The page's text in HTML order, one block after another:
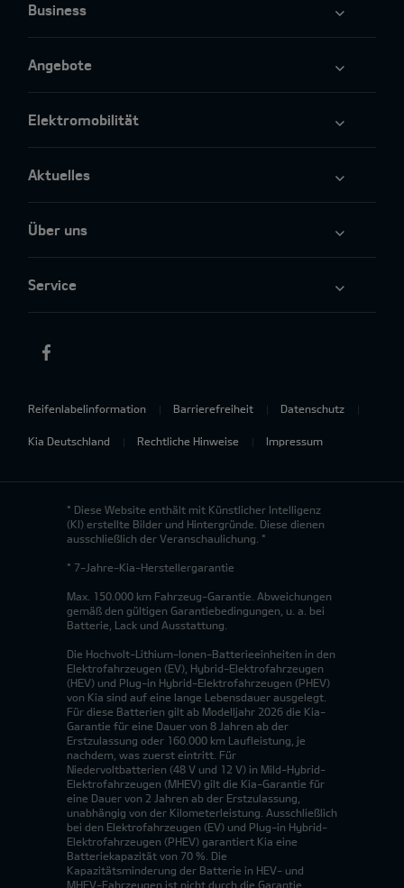
Business
Angebote
Elektromobilität
Aktuelles
Über uns
Service
Reifenlabelinformation Barrierefreiheit Datenschutz
Kia Deutschland Rechtliche Hinweise Impressum
* Diese Website enthält mit Künstlicher Intelligenz
(KI) erstellte Bilder und Hintergründe. Diese dienen
ausschließlich der Veranschaulichung. *
* 7-Jahre-Kia-Herstellergarantie
Max. 150.000 km Fahrzeug-Garantie. Abweichungen
gemäß den gültigen Garantiebedingungen, u. a. bei
Batterie, Lack und Ausstattung.
Die Hochvolt-Lithium-Ionen-Batterieeinheiten in den
Elektrofahrzeugen (EV), Hybrid-Elektrofahrzeugen
(HEV) und Plug-in Hybrid-Elektrofahrzeugen (PHEV)
von Kia sind auf eine lange Lebensdauer ausgelegt.
Für diese Batterien gilt ab Modelljahr 2026 die Kia-
Garantie für eine Dauer von 8 Jahren ab der
Erstzulassung oder 160.000 km Laufleistung, je
nachdem, was zuerst eintritt. Für
Niedervoltbatterien (48 V und 12 V) in Mild-Hybrid-
Elektrofahrzeugen (MHEV) gilt die Kia-Garantie für
eine Dauer von 2 Jahren ab der Erstzulassung,
unabhängig von der Kilometerleistung. Ausschließlich
bei den Elektrofahrzeugen (EV) und Plug-in Hybrid-
Elektrofahrzeugen (PHEV) garantiert Kia eine
Batteriekapazität von 70 %. Die
Kapazitätsminderung der Batterie in HEV- und
MHEV-Fahrzeugen ist nicht durch die Garantie